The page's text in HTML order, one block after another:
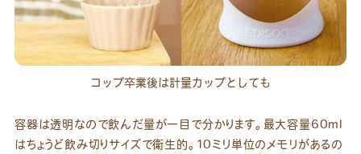
コップ卒業後は計量カップとしても
容器は透明なので飲んだ量が一目で分かります。最大容量60ml
はちょうど飲み切りサイズで衛生的。10ミリ単位のメモリがあるの